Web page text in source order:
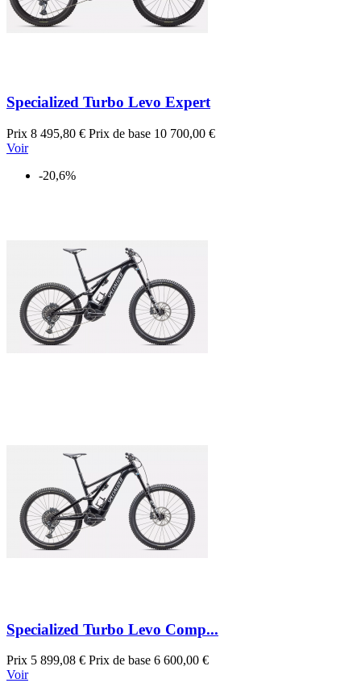
Specialized Turbo Levo Expert
Prix 8 495,80 € Prix de base 10 700,00 €
Voir
-20,6%
Specialized Turbo Levo Comp...
Prix 5 899,08 € Prix de base 6 600,00 €
Voir